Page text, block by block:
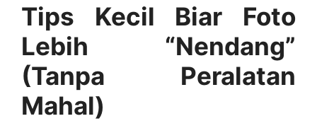
Tips Kecil Biar Foto
Lebih “Nendang”
(Tanpa Peralatan
Mahal)